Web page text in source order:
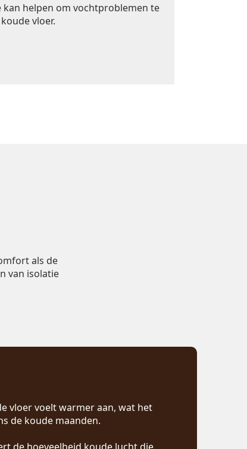
helpen om vochtproblemen te
vloer.
als de
van isolatie
vloer voelt warmer aan, wat het
de koude maanden.
de hoeveelheid koude lucht die